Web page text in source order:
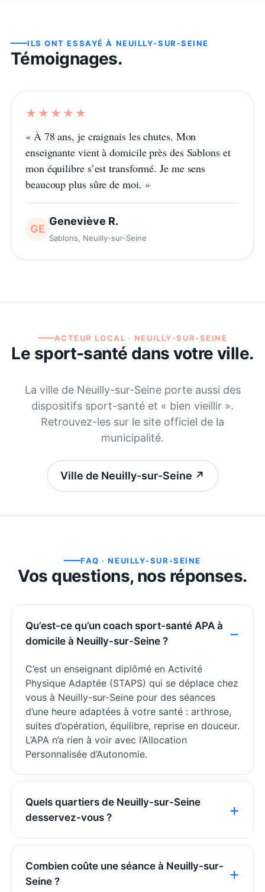
ILS ONT ESSAYÉ À NEUILLY-SUR-SEINE
Témoignages.
★★★★★
« À 78 ans, je craignais les chutes. Mon
enseignante vient à domicile près des Sablons et
mon équilibre s’est transformé. Je me sens
beaucoup plus sûre de moi. »
GE
Geneviève R.
Sablons, Neuilly-sur-Seine
ACTEUR LOCAL · NEUILLY-SUR-SEINE
Le sport-santé dans votre ville.
La ville de Neuilly-sur-Seineporte aussi des
dispositifs sport-santé et « bien vieillir ».
Retrouvez-les sur le site officiel de la
municipalité.
Ville de Neuilly-sur-Seine ↗
FAQ ·NEUILLY-SUR-SEINE
Vos questions, nos réponses.
Qu’est-ce qu’un coach sport-santé APA à
domicile à Neuilly-sur-Seine ?
C’est un enseignant diplômé en Activité
Physique Adaptée (STAPS) qui se déplace chez
vous à Neuilly-sur-Seine pour des séances
d’une heure adaptées à votre santé : arthrose,
suites d’opération, équilibre, reprise en douceur.
L’APA n’a rien à voir avec l’Allocation
Personnalisée d’Autonomie.
Quels quartiers de Neuilly-sur-Seine
desservez-vous ?
Combien coûte une séance à Neuilly-sur-
Seine ?